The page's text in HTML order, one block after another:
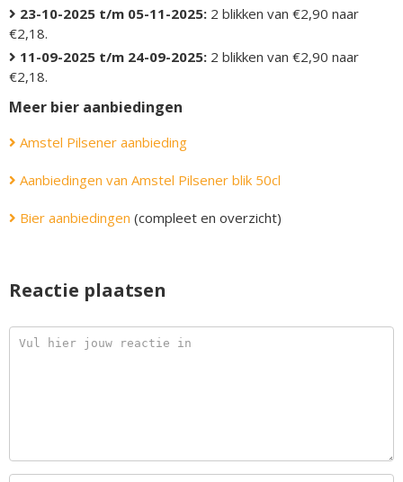
23-10-2025 t/m 05-11-2025: 2 blikken van €2,90 naar
€2,18.
11-09-2025 t/m 24-09-2025: 2 blikken van €2,90 naar
€2,18.
Meer bier aanbiedingen
Amstel Pilsener aanbieding
Aanbiedingen van Amstel Pilsener blik 50cl
Bier aanbiedingen (compleet en overzicht)
Reactie plaatsen